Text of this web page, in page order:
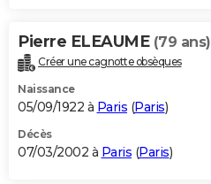
Pierre ELEAUME (79 ans)
Créer une cagnotte obsèques
Naissance
05/09/1922 à Paris (Paris)
Décès
07/03/2002 à Paris (Paris)